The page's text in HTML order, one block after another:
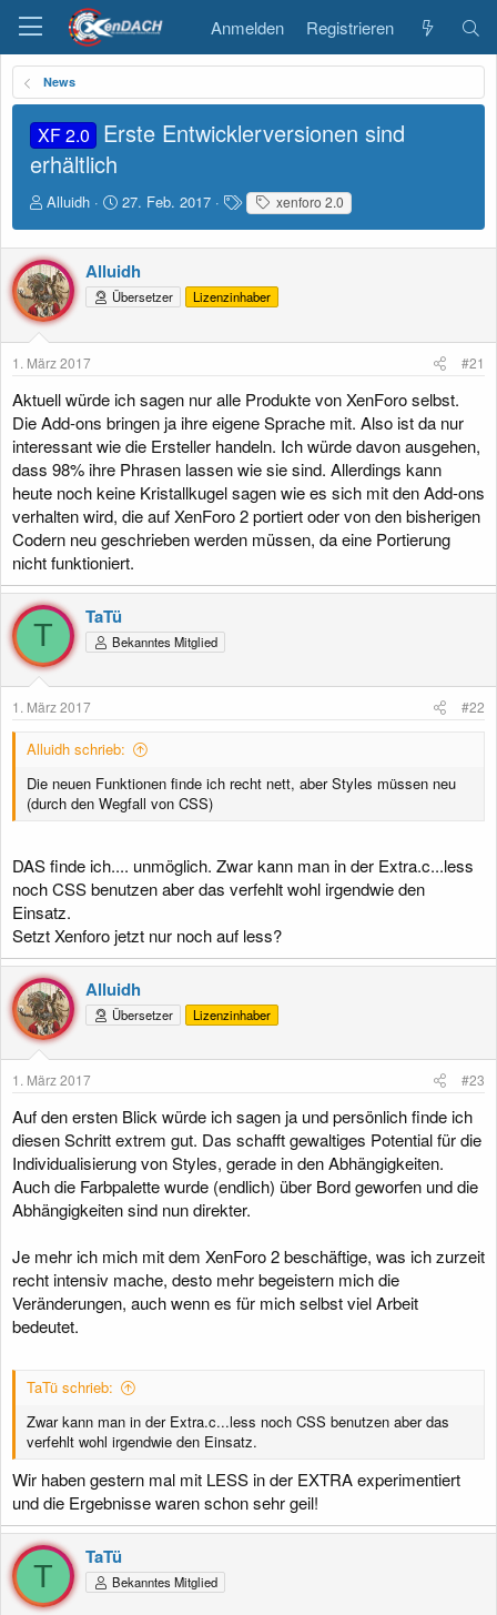
Anmelden Registrieren
News
XF 2.0
Erste Entwicklerversionen sind
erhältlich
E
t
e
l
l
e
r
Alluidh
E
e
l
t
27. Feb. 2017
S
c
g
o
e
xenforo 2.0
Alluidh
Übersetzer Lizenzinhaber
1. März 2017 #21
Aktuell würde ich sagen nur alle Produkte von XenForo selbst.
Die Add-ons bringen ja ihre eigene Sprache mit. Also ist da nur
interessant wie die Ersteller handeln. Ich würde davon ausgehen,
dass 98% ihre Phrasen lassen wie sie sind. Allerdings kann
heute noch keine Kristallkugel sagen wie es sich mit den Add-ons
verhalten wird, die auf XenForo 2 portiert oder von den bisherigen
Codern neu geschrieben werden müssen, da eine Portierung
nicht funktioniert.
T
TaTü
Bekanntes Mitglied
1. März 2017 #22
Alluidh schrieb:
Die neuen Funktionen finde ich recht nett, aber Styles müssen neu
(durch den Wegfall von CSS)
DAS finde ich.... unmöglich. Zwar kann man in der Extra.c...less
noch CSS benutzen aber das verfehlt wohl irgendwie den
Einsatz.
Setzt Xenforo jetzt nur noch auf less?
Alluidh
Übersetzer Lizenzinhaber
1. März 2017 #23
Auf den ersten Blick würde ich sagen ja und persönlich finde ich
diesen Schritt extrem gut. Das schafft gewaltiges Potential für die
Individualisierung von Styles, gerade in den Abhängigkeiten.
Auch die Farbpalette wurde (endlich) über Bord geworfen und die
Abhängigkeiten sind nun direkter.
Je mehr ich mich mit dem XenForo 2 beschäftige, was ich zurzeit
recht intensiv mache, desto mehr begeistern mich die
Veränderungen, auch wenn es für mich selbst viel Arbeit
bedeutet.
TaTü schrieb:
Zwar kann man in der Extra.c...less noch CSS benutzen aber das
verfehlt wohl irgendwie den Einsatz.
Wir haben gestern mal mit LESS in der EXTRA experimentiert
und die Ergebnisse waren schon sehr geil!
T
TaTü
Bekanntes Mitglied